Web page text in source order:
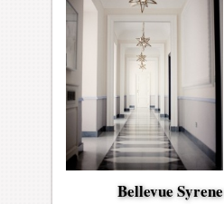
Bellevue Syrene